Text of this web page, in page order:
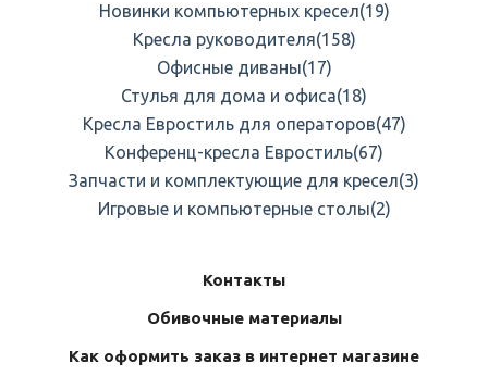
Новинки компьютерных кресел(19)
Кресла руководителя(158)
Офисные диваны(17)
Стулья для дома и офиса(18)
Кресла Евростиль для операторов(47)
Конференц-кресла Евростиль(67)
Запчасти и комплектующие для кресел(3)
Игровые и компьютерные столы(2)
Контакты
Обивочные материалы
Как оформить заказ в интернет магазине